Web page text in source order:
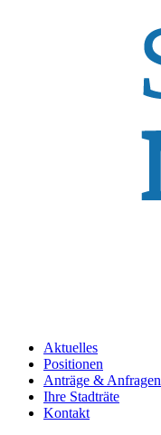
Aktuelles
Positionen
Anträge & Anfragen
Ihre Stadträte
Kontakt